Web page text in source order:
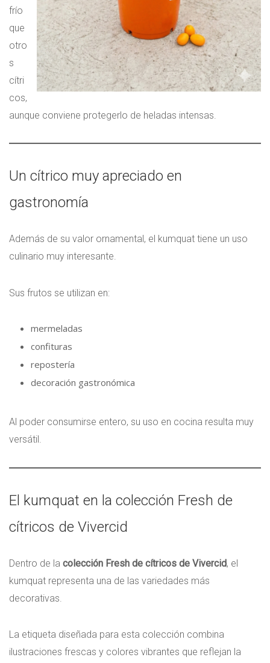
frío
que
otro
s
cítri
cos,
aunque conviene protegerlo de heladas intensas.
Un cítrico muy apreciado en
gastronomía
Además de su valor ornamental, el kumquat tiene un uso
culinario muy interesante.
Sus frutos se utilizan en:
mermeladas
confituras
repostería
decoración gastronómica
Al poder consumirse entero, su uso en cocina resulta muy
versátil.
El kumquat en la colección Fresh de
cítricos de Vivercid
Dentro de la colección Fresh de cítricos de Vivercid, el
kumquat representa una de las variedades más
decorativas.
La etiqueta diseñada para esta colección combina
ilustraciones frescas y colores vibrantes que reflejan la